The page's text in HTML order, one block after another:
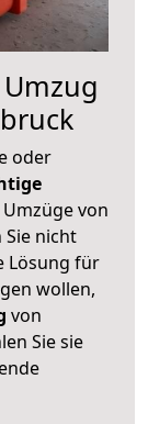
oder
von
nicht
Lösung für
wollen,
von
Sie sie